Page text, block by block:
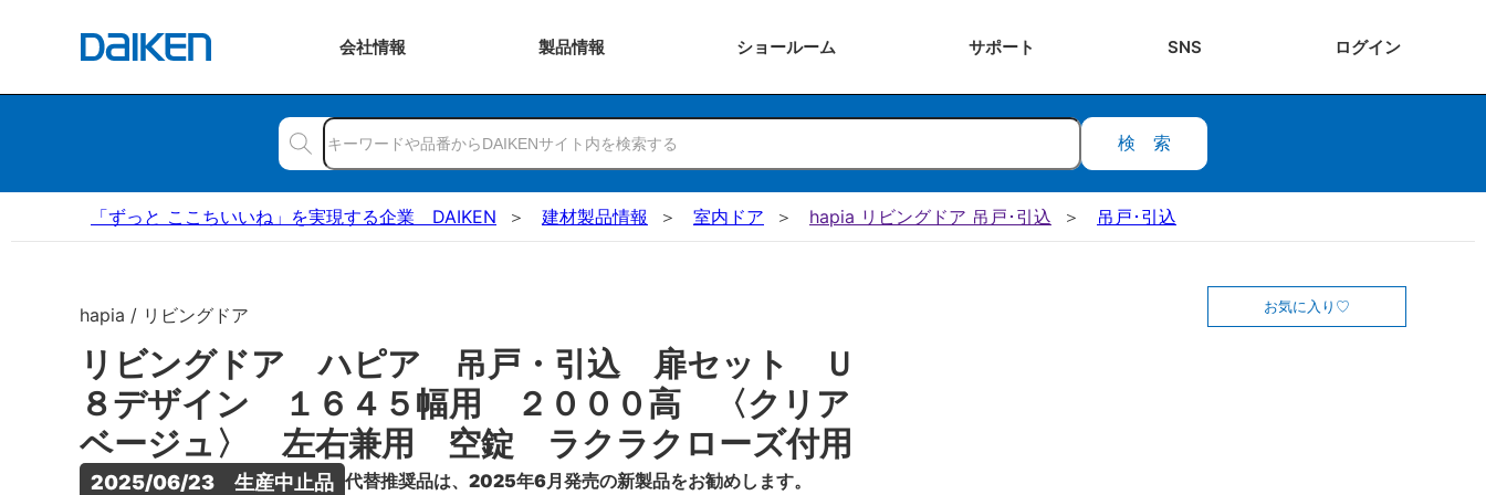
会社情報 製品情報 ショールーム サポート SNS ログイン
検索
「ずっと ここちいいね」を実現する企業 DAIKEN 建材製品情報 室内ドア hapia リビングドア 吊戸･引込 吊戸･引込
hapia / リビングドア
リビングドア ハピア 吊戸・引込 扉セット Ｕ
８デザイン １６４５幅用 ２０００高 〈クリア
ベージュ〉 左右兼用 空錠 ラクラクローズ付用
2025/06/23　生産中止品 代替推奨品は、2025年6月発売の新製品をお勧めします。
お気に入り